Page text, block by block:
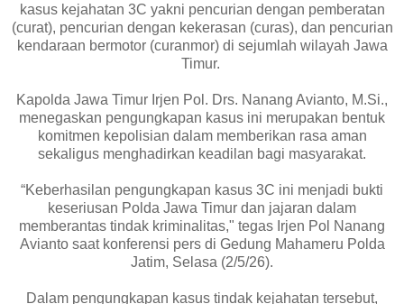
kasus kejahatan 3C yakni pencurian dengan pemberatan
(curat), pencurian dengan kekerasan (curas), dan pencurian
kendaraan bermotor (curanmor) di sejumlah wilayah Jawa
Timur.
Kapolda Jawa Timur Irjen Pol. Drs. Nanang Avianto, M.Si.,
menegaskan pengungkapan kasus ini merupakan bentuk
komitmen kepolisian dalam memberikan rasa aman
sekaligus menghadirkan keadilan bagi masyarakat.
“Keberhasilan pengungkapan kasus 3C ini menjadi bukti
keseriusan Polda Jawa Timur dan jajaran dalam
memberantas tindak kriminalitas," tegas Irjen Pol Nanang
Avianto saat konferensi pers di Gedung Mahameru Polda
Jatim, Selasa (2/5/26).
Dalam pengungkapan kasus tindak kejahatan tersebut,